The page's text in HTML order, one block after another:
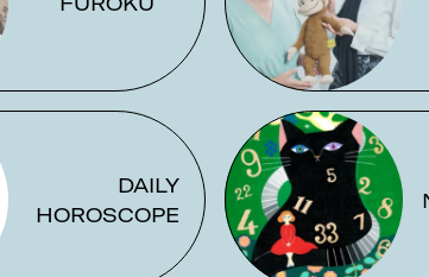
DAILY
HOROSCOPE